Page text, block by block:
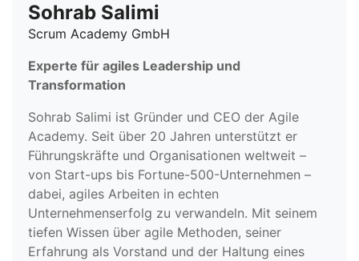
Sohrab Salimi
Scrum Academy GmbH
Experte für agiles Leadership und
Transformation
Sohrab Salimi ist Gründer und CEO der Agile
Academy. Seit über 20 Jahren unterstützt er
Führungskräfte und Organisationen weltweit –
von Start-ups bis Fortune-500-Unternehmen –
dabei, agiles Arbeiten in echten
Unternehmenserfolg zu verwandeln. Mit seinem
tiefen Wissen über agile Methoden, seiner
Erfahrung als Vorstand und der Haltung eines